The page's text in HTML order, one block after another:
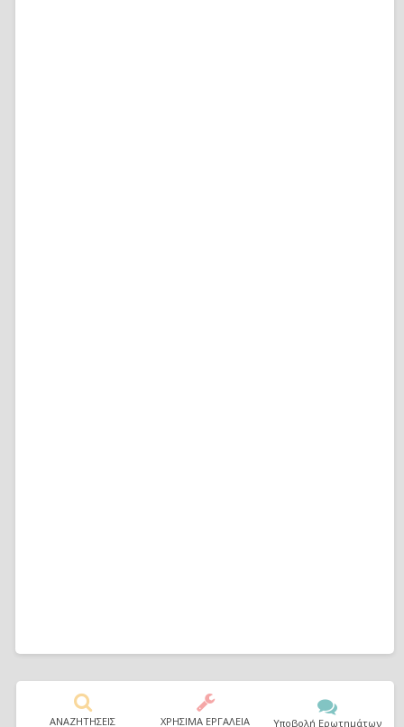
ΑΝΑΖΗΤΗΣΕΙΣ ΧΡΗΣΙΜΑ ΕΡΓΑΛΕΙΑ Υποβολή Ερωτημάτων